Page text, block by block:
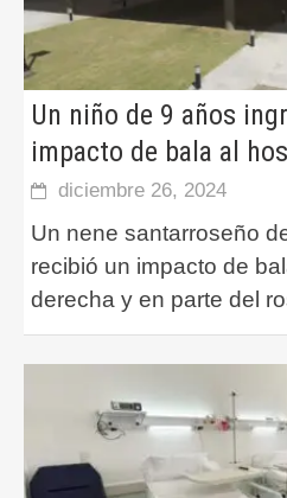
Un niño de 9 años
impacto de bala al
diciembre 26, 2024
Un nene santarroseño
recibió un impacto de
derecha y en parte del